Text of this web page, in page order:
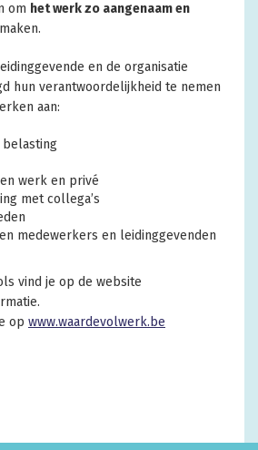
om het werk zo aangenaam en
en de organisatie
hun verantwoordelijkheid te nemen
aan:
werk en privé
met collega’s
medewerkers en leidinggevenden
vind je op de website
op www.waardevolwerk.be